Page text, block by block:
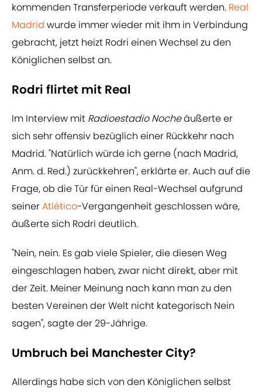
kommenden Transferperiode verkauft werden. Real
Madrid wurde immer wieder mit ihm in Verbindung
gebracht, jetzt heizt Rodri einen Wechsel zu den
Königlichen selbst an.
Rodri flirtet mit Real
Im Interview mit Radioestadio Nocheäußerte er
sich sehr offensiv bezüglich einer Rückkehr nach
Madrid. "Natürlich würde ich gerne (nach Madrid,
Anm. d. Red.) zurückkehren", erklärte er. Auch auf die
Frage, ob die Tür für einen Real-Wechsel aufgrund
seinerAtlético-Vergangenheit geschlossen wäre,
äußerte sich Rodri deutlich.
"Nein, nein. Es gab viele Spieler, die diesen Weg
eingeschlagen haben, zwar nicht direkt, aber mit
der Zeit. Meiner Meinung nach kann man zu den
besten Vereinen der Welt nicht kategorisch Nein
sagen", sagte der 29-Jährige.
Umbruch bei Manchester City?
Allerdings habe sich von den Königlichen selbst